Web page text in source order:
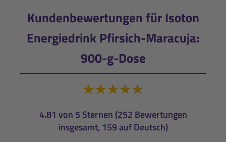
Kundenbewertungen für Isoton
Energiedrink Pfirsich-Maracuja:
900-g-Dose
4.81 von 5 Sternen (252 Bewertungen
insgesamt, 159 auf Deutsch)